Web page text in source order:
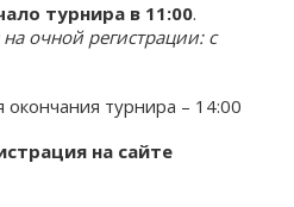
турнира в 11:00.
очной регистрации:с
турнира – 14:00
на сайте